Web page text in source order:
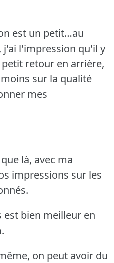
est un petit…au
l'impression qu'il y
retour en arrière,
sur la qualité
mes
là, avec ma
impressions sur les
est bien meilleur en
on peut avoir du